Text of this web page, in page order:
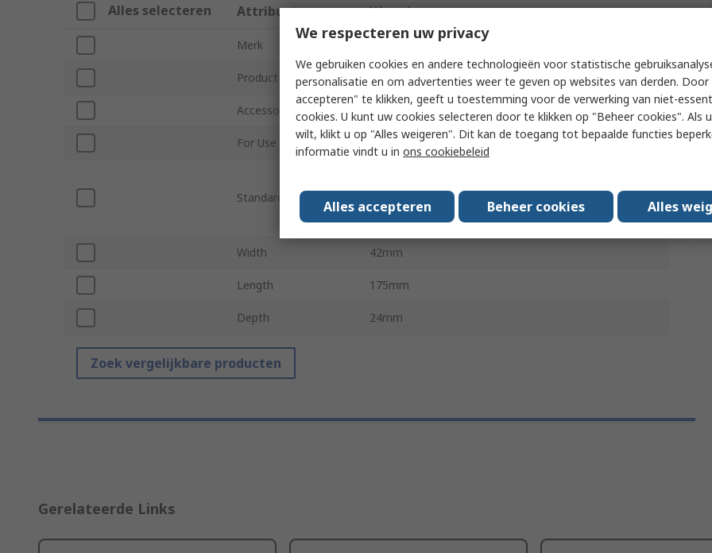
Alles selecteren Attribuut Waarde
Merk
Product Type Inlet Filter
Accessory Type Inlet Filter
For Use With Power Supply, Circuit Breaker
Standards/Approvals
EN6681, RoHS, CE, EN61000, BS EN, EN610004, EAC,
EN6100046, EN61000411, EN5505, UKCA, EN610006,
IEC6681
Width 42mm
Length 175mm
Depth 24mm
Zoek vergelijkbare producten
Gerelateerde Links
We respecteren uw privacy
We gebruiken cookies en andere technologieën voor statistische
personalisatie en om advertenties weer te geven op websites van derden. Door
accepteren" te klikken, geeft u toestemming voor de verwerking van niet-
cookies. U kunt uw cookies selecteren door te klikken op "Beheer cookies". Als
wilt, klikt u op "Alles weigeren". Dit kan de toegang tot bepaalde functies
informatie vindt u in ons cookiebeleid
Alles accepteren Beheer cookies Alles